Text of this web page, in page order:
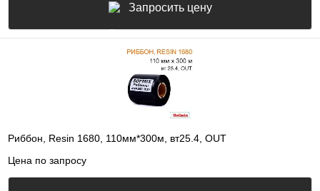
Запросить цену
Риббон, Resin 1680, 110мм*300м, вт25.4, OUT
Цена по запросу